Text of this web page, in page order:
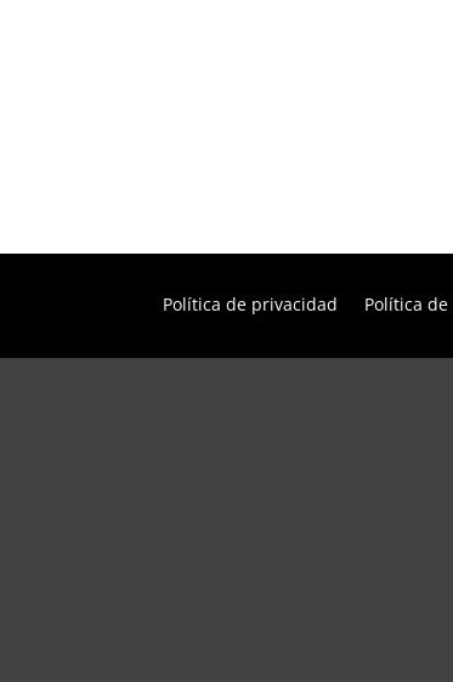
Política de privacidad Política de